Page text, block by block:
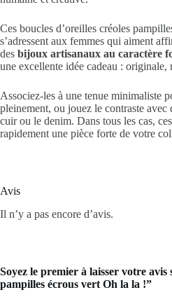
Ces boucles d’oreilles créoles
s’adressent aux femmes qui aiment
des bijoux artisanaux au caractère
une excellente idée cadeau : originale,
Associez-les à une tenue minimaliste
pleinement, ou jouez le contraste avec
cuir ou le denim. Dans tous les cas, ces
rapidement une pièce forte de votre
Avis
Il n’y a pas encore d’avis.
Soyez le premier à laisser votre avis
pampilles écrous vert Oh la la !”